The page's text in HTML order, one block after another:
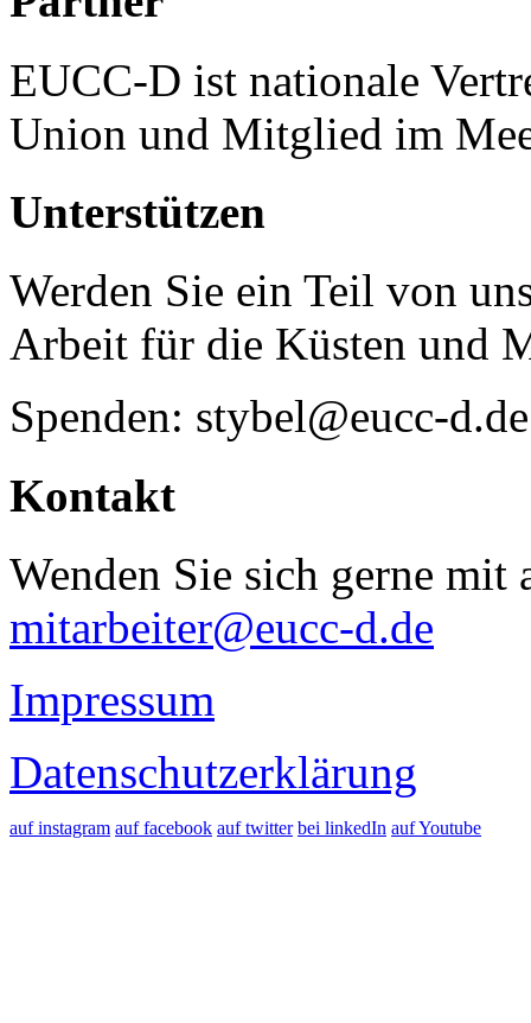
EUCC-D ist nationale
Union und Mitglied im
Unterstützen
Werden Sie ein Teil von
Arbeit für die Küsten und
Spenden: stybel@eucc-d.de
Kontakt
Wenden Sie sich gerne mit
mitarbeiter@eucc-d.de
Impressum
Datenschutzerklärung
auf instagram auf facebook auf twitter bei linkedIn auf Youtube